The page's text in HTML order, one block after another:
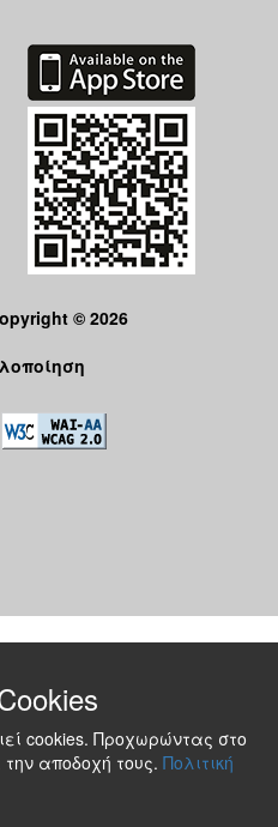
© 2026
cookies. Προχωρώντας στο
αποδοχή τους. Πολιτική